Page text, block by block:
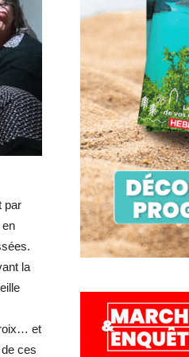
par
en
la
et
ces